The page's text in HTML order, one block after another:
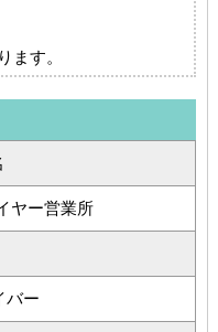
ます。
ヤー営業所
バー